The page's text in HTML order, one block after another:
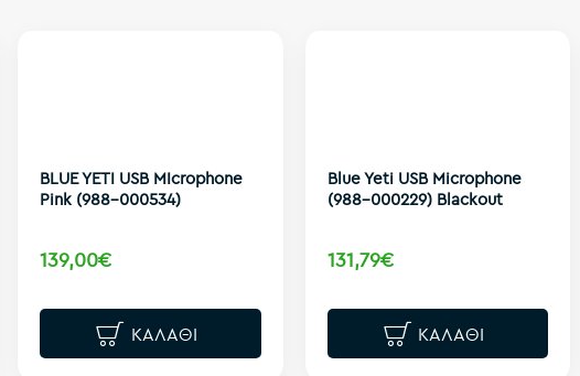
BLUE YETI USB MIcrophone
Pink (988-000534)
139,00€
ΚΑΛΆΘΙ
Blue Yeti USB Microphone
(988-000229) Blackout
131,79€
ΚΑΛΆΘΙ